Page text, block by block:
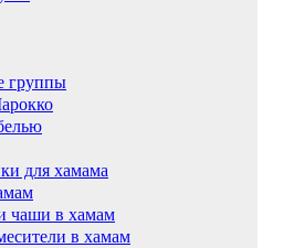
группы
для хамама
чаши в хамам
в хамам